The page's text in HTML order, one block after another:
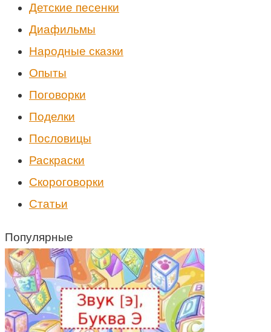
Детские песенки
Диафильмы
Народные сказки
Опыты
Поговорки
Поделки
Пословицы
Раскраски
Скороговорки
Статьи
Популярные